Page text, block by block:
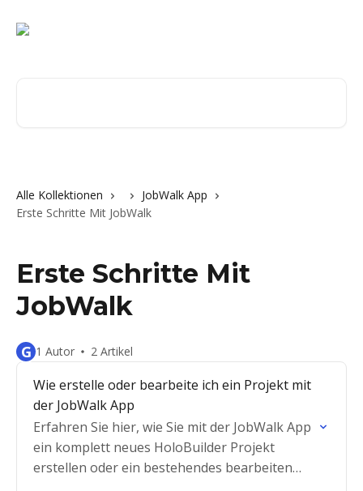
Alle Kollektionen
JobWalk App
Erste Schritte Mit JobWalk
Erste Schritte Mit
JobWalk
G 1 Autor 2 Artikel
Wie erstelle oder bearbeite ich ein Projekt mit
der JobWalk App
Erfahren Sie hier, wie Sie mit der JobWalk App
ein komplett neues HoloBuilder Projekt
erstellen oder ein bestehendes bearbeiten